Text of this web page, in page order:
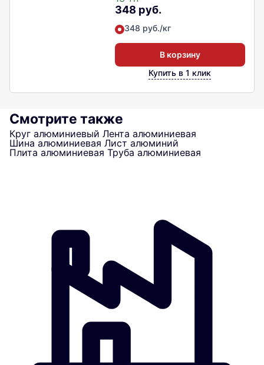
348 руб.
348 руб./кг
В корзину
Купить в 1 клик
Смотрите также
Круг алюминиевый Лента алюминиевая
Шина алюминиевая Лист алюминий
Плита алюминиевая Труба алюминиевая